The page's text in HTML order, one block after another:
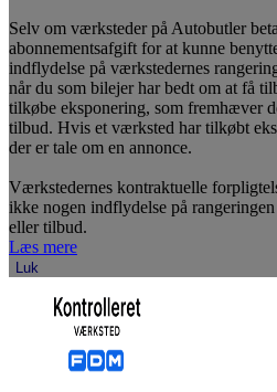
Selv om værksteder på Autobutler
abonnementsafgift for at kunne
indflydelse på værkstedernes
når du som bilejer har bedt om at få
tilkøbe eksponering, som fremhæver
tilbud. Hvis et værksted har tilkøbt
der er tale om en annonce.
Værkstedernes kontraktuelle
ikke nogen indflydelse på
eller tilbud.
Læs mere
Luk